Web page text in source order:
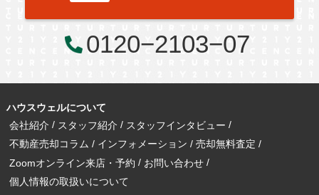
秦野市 厚木市
古河市 つくば市 牛久市
宇都宮市
0120−2103−07
ハウスウェルについて
会社紹介
スタッフ紹介
スタッフインタビュー
不動産売却コラム
インフォメーション
売却無料査定
Zoomオンライン来店・予約
お問い合わせ
個人情報の取扱いについて